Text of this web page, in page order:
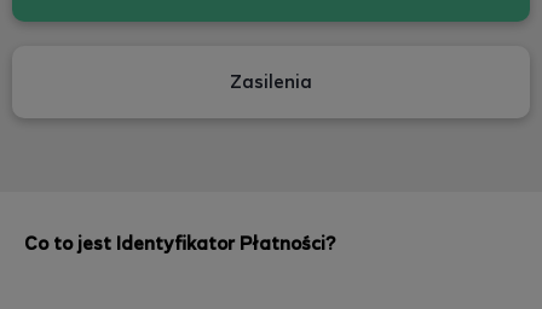
Zasilenia
Co to jest Identyfikator Płatności?